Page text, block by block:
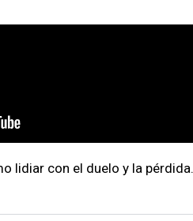
lidiar con el duelo y la pérdida.